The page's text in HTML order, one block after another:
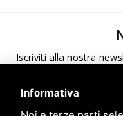
Iscriviti alla nostra
Ho preso
Informativa